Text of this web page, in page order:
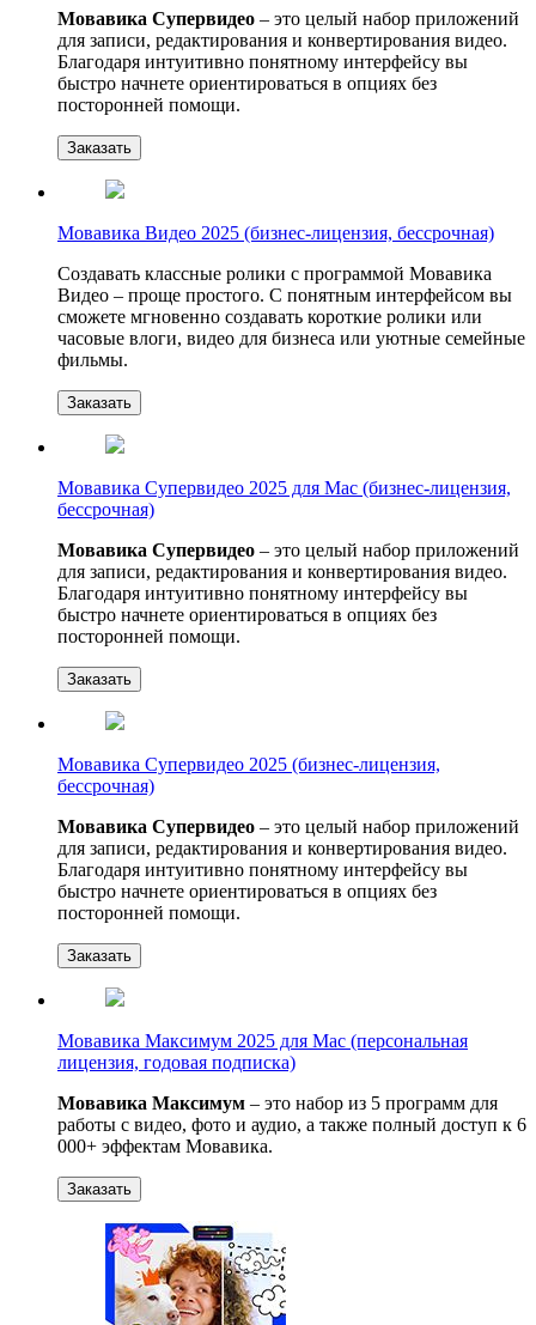
Мовавика Супервидео – это целый набор приложений
для записи, редактирования и конвертирования видео.
Благодаря интуитивно понятному интерфейсу вы
быстро начнете ориентироваться в опциях без
посторонней помощи.
Заказать
Мовавика Видео 2025 (бизнес-лицензия, бессрочная)
Создавать классные ролики с программой Мовавика
Видео – проще простого. С понятным интерфейсом вы
сможете мгновенно создавать короткие ролики или
часовые влоги, видео для бизнеса или уютные семейные
фильмы.
Заказать
Мовавика Супервидео 2025 для Мас (бизнес-лицензия,
бессрочная)
Мовавика Супервидео – это целый набор приложений
для записи, редактирования и конвертирования видео.
Благодаря интуитивно понятному интерфейсу вы
быстро начнете ориентироваться в опциях без
посторонней помощи.
Заказать
Мовавика Супервидео 2025 (бизнес-лицензия,
бессрочная)
Мовавика Супервидео – это целый набор приложений
для записи, редактирования и конвертирования видео.
Благодаря интуитивно понятному интерфейсу вы
быстро начнете ориентироваться в опциях без
посторонней помощи.
Заказать
Мовавика Максимум 2025 для Мас (персональная
лицензия, годовая подписка)
Мовавика Максимум – это набор из 5 программ для
работы с видео, фото и аудио, а также полный доступ к 6
000+ эффектам Мовавика.
Заказать